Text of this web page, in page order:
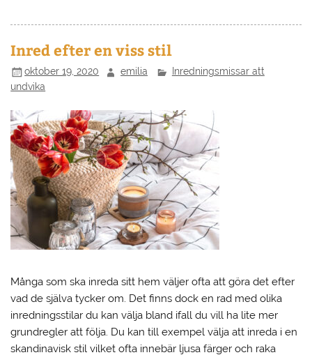
Inred efter en viss stil
oktober 19, 2020 emilia
Inredningsmissar att
undvika
Många som ska inreda sitt hem väljer ofta att göra det efter
vad de själva tycker om. Det finns dock en rad med olika
inredningsstilar du kan välja bland ifall du vill ha lite mer
grundregler att följa. Du kan till exempel välja att inreda i en
skandinavisk stil vilket ofta innebär ljusa färger och raka